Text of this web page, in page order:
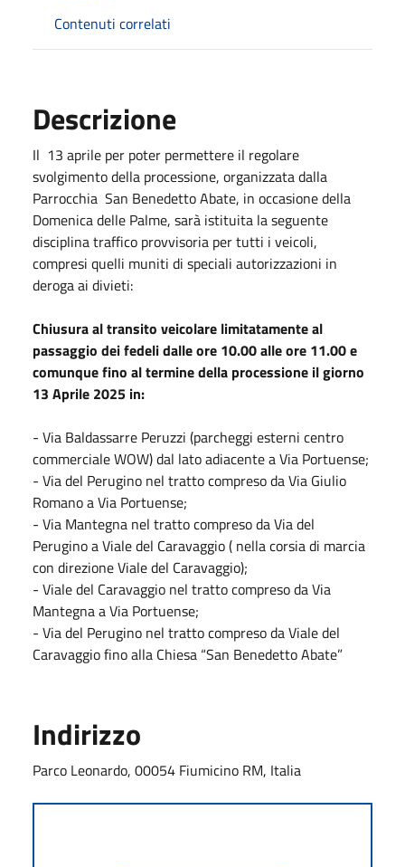
Contenuti correlati
Descrizione
Il 13 aprile per poter permettere il regolare
svolgimento della processione, organizzata dalla
Parrocchia San Benedetto Abate, in occasione della
Domenica delle Palme, sarà istituita la seguente
disciplina traffico provvisoria per tutti i veicoli,
compresi quelli muniti di speciali autorizzazioni in
deroga ai divieti:
Chiusura al transito veicolare limitatamente al
passaggio dei fedeli dalle ore 10.00 alle ore 11.00 e
comunque fino al termine della processione il giorno
13 Aprile 2025 in:
- Via Baldassarre Peruzzi (parcheggi esterni centro
commerciale WOW) dal lato adiacente a Via Portuense;
- Via del Perugino nel tratto compreso da Via Giulio
Romano a Via Portuense;
- Via Mantegna nel tratto compreso da Via del
Perugino a Viale del Caravaggio ( nella corsia di marcia
con direzione Viale del Caravaggio);
- Viale del Caravaggio nel tratto compreso da Via
Mantegna a Via Portuense;
- Via del Perugino nel tratto compreso da Viale del
Caravaggio fino alla Chiesa “San Benedetto Abate”
Indirizzo
Parco Leonardo, 00054 Fiumicino RM, Italia